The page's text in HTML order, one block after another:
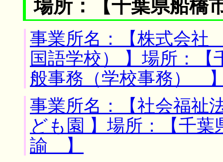
場所：【千葉県船橋
事業所名：【株式会社
国語学校） 】場所：
般事務（学校事務）
事業所名：【社会福
ども園 】場所：【千
諭 】